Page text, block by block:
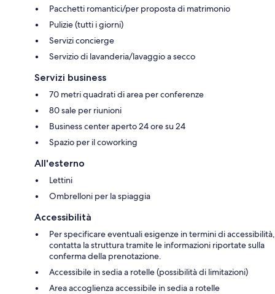
Pacchetti romantici/per proposta di matrimonio
Pulizie (tutti i giorni)
Servizi concierge
Servizio di lavanderia/lavaggio a secco
Servizi business
70 metri quadrati di area per conferenze
80 sale per riunioni
Business center aperto 24 ore su 24
Spazio per il coworking
All'esterno
Lettini
Ombrelloni per la spiaggia
Accessibilità
Per specificare eventuali esigenze in termini di accessibilità,
contatta la struttura tramite le informazioni riportate sulla
conferma della prenotazione.
Accessibile in sedia a rotelle (possibilità di limitazioni)
Area accoglienza accessibile in sedia a rotelle